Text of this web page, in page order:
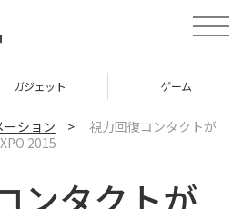
t
o
a
v
ガジェット ゲーム
ーション >
視力回復コンタクトが
2015
ンタクトが